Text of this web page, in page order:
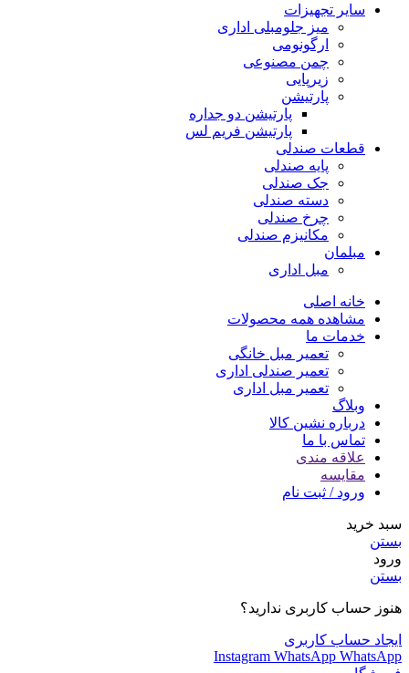
سایر تجهیزات
میز جلومبلی اداری
ارگونومی
چمن مصنوعی
زیرپایی
پارتیشن
پارتیشن دو جداره
پارتیشن فریم لس
قطعات صندلی
پایه صندلی
جک صندلی
دسته صندلی
چرخ صندلی
مکانیزم صندلی
مبلمان
مبل اداری
خانه اصلی
مشاهده همه محصولات
خدمات ما
تعمیر مبل خانگی
تعمیر صندلی اداری
تعمیر مبل اداری
وبلاگ
درباره نشین کالا
تماس با ما
علاقه مندی
مقایسه
ورود / ثبت نام
سبد خرید
بستن
ورود
بستن
هنوز حساب کاربری ندارید؟
ایجاد حساب کاربری
Instagram WhatsApp WhatsApp